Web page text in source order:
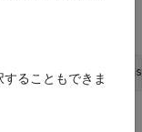
const int_T idx,
ることもできま